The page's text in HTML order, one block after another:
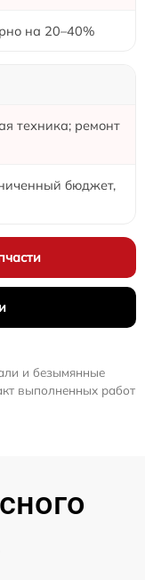
на 20–40%
техника; ремонт
бюджет,
и безымянные
выполненных работ